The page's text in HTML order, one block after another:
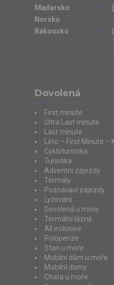
Maďarsko
Norsko
Rakousko
Dovolená
First minute
Ultra Last minute
Last minute
Léto – First Minute –
Cykloturistika
Turistika
Adventní zájezdy
Termály
Poznávací zájezdy
Lyžování
Dovolená u moře
Termální lázně
All inclusive
Polopenze
Stan u moře
Mobilní dům u moře
Mobilní domy
Chata u moře